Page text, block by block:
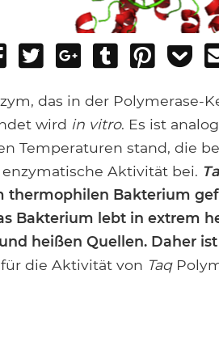
Share
Facebook
Tweet
Share
Google+
Post
Tumblr
Pin
das in der Polymerase-
wird in vitro. Es ist
Temperaturen stand, die
Aktivität bei.
thermophilen Bakterium
Bakterium lebt in extrem
heißen Quellen. Daher
die Aktivität von Taq